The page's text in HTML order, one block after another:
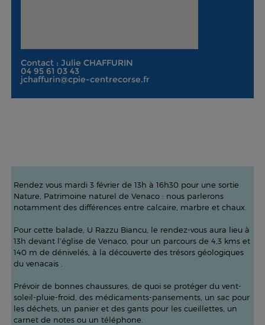
Contact : Julie CHAFFURIN
04 95 61 03 43
jchaffurin@cpie-centrecorse.fr
Rendez vous mardi 3 février de 13h à 16h30 pour une sortie
Nature, Patrimoine naturel de Venaco : nous parlerons
notamment des différences entre calcaire, marbre et chaux.
Pour cette balade, U Razzu Biancu, le rendez-vous aura lieu à
13h devant l’église de Venaco, pour un parcours de 4,3 kms et
140 m de dénivelés, à la découverte des trésors géologiques
du venacais .
Prévoir de bonnes chaussures, de quoi se protéger du vent-
soleil-pluie-froid, des médicaments-pansements, un sac pour
les déchets, un panier et des gants pour les cueillettes, un
carnet de notes ou un téléphone.